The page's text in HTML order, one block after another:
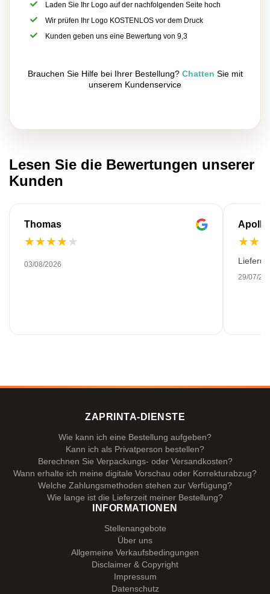
Laden Sie Ihr Logo auf der nachfolgenden Seite hoch
Wir prüfen Ihr Logo KOSTENLOS vor dem Druck
Kunden geben uns eine Bewertung von 9,3
Brauchen Sie Hilfe bei Ihrer Bestellung? Chatten Sie mit
unserem Kundenservice
Lesen Sie die Bewertungen unserer
Kunden
Thomas
★★★★★
03/08/2026
★★
29/07/
ZAPRINTA-DIENSTE
Wie kann ich eine Bestellung aufgeben?
Kann ich als Privatperson bestellen?
Berechnen Sie Verpackungs- oder Versandkosten?
Wann erhalte ich meine digitale Vorschau oder Korrekturabzug?
Welche Zahlungsmethoden stehen zur Verfügung?
Wie lange ist die Lieferzeit meiner Bestellung?
INFORMATIONEN
Stellenangebote
Über uns
Allgemeine Verkaufsbedingungen
Disclaimer & Copyright
Impressum
Datenschutz